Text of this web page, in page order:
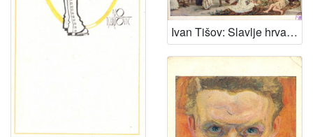
Ivan Tišov: Slavlje hrvatske kazališne umjetnosti